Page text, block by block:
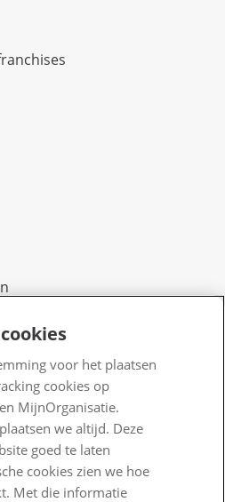
pensioen
voor het plaatsen
cookies op
MijnOrganisatie.
we altijd. Deze
goed te laten
cookies zien we hoe
Met die informatie